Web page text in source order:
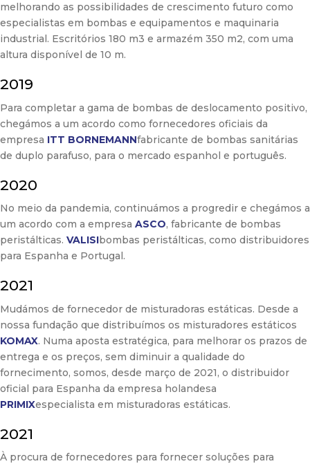
melhorando as possibilidades de crescimento futuro como
especialistas em bombas e equipamentos e maquinaria
industrial. Escritórios 180 m3 e armazém 350 m2, com uma
altura disponível de 10 m.
2019
Para completar a gama de bombas de deslocamento positivo,
chegámos a um acordo como fornecedores oficiais da
empresa ITT BORNEMANNfabricante de bombas sanitárias
de duplo parafuso, para o mercado espanhol e português.
2020
No meio da pandemia, continuámos a progredir e chegámos a
um acordo com a empresa ASCO, fabricante de bombas
peristálticas. VALISIbombas peristálticas, como distribuidores
para Espanha e Portugal.
2021
Mudámos de fornecedor de misturadoras estáticas. Desde a
nossa fundação que distribuímos os misturadores estáticos
KOMAX. Numa aposta estratégica, para melhorar os prazos de
entrega e os preços, sem diminuir a qualidade do
fornecimento, somos, desde março de 2021, o distribuidor
oficial para Espanha da empresa holandesa
PRIMIXespecialista em misturadoras estáticas.
2021
À procura de fornecedores para fornecer soluções para